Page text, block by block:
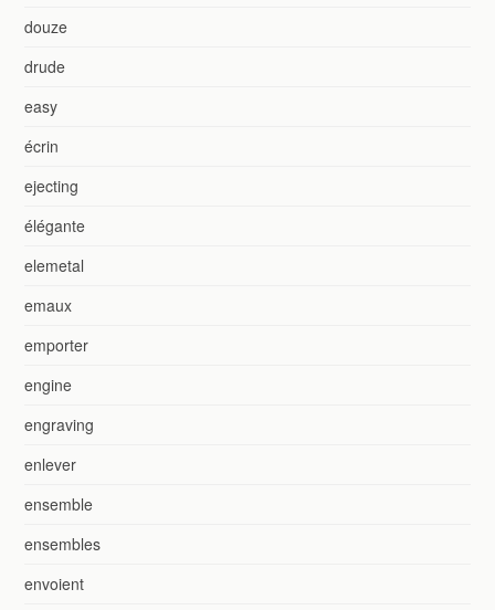
douze
drude
easy
écrin
ejecting
élégante
elemetal
emaux
emporter
engine
engraving
enlever
ensemble
ensembles
envoient